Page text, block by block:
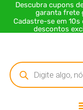
Descubra cupons
garanta frete
Cadastre-se em 10s
descontos